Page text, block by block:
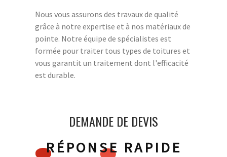
Nous vous assurons des travaux de qualité
grâce à notre expertise et à nos matériaux de
pointe. Notre équipe de spécialistes est
formée pour traiter tous types de toitures et
vous garantit un traitement dont l'efficacité
est durable.
DEMANDE DE DEVIS
RÉPONSE RAPIDE